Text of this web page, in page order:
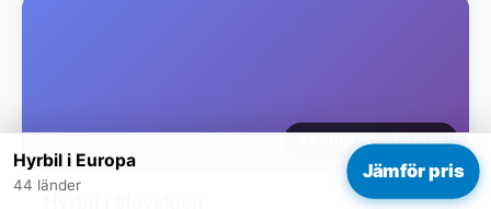
46 uthyrningsföretag
Hyrbil i Europa
44 länder
Jämför pris